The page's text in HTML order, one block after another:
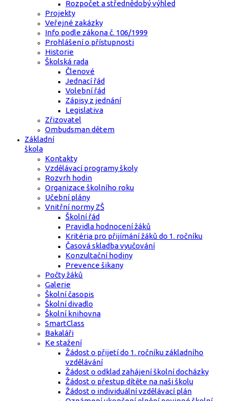
Rozpočet a střednědobý výhled
Projekty
Veřejné zakázky
Info podle zákona č. 106/1999
Prohlášení o přístupnosti
Historie
Školská rada
Členové
Jednací řád
Volební řád
Zápisy z jednání
Legislativa
Zřizovatel
Ombudsman dětem
Základní
škola
Kontakty
Vzdělávací programy školy
Rozvrh hodin
Organizace školního roku
Učební plány
Vnitřní normy ZŠ
Školní řád
Pravidla hodnocení žáků
Kritéria pro přijímání žáků do 1. ročníku
Časová skladba vyučování
Konzultační hodiny
Prevence šikany
Počty žáků
Galerie
Školní časopis
Školní divadlo
Školní knihovna
SmartClass
Bakaláři
Ke stažení
Žádost o přijetí do 1. ročníku základního
vzdělávání
Žádost o odklad zahájení školní docházky
Žádost o přestup dítěte na naši školu
Žádost o individuální vzdělávací plán